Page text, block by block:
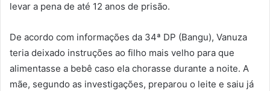
levar a pena de até 12 anos de prisão.
De acordo com informações da 34ª DP (Bangu), Vanuza
teria deixado instruções ao filho mais velho para que
alimentasse a bebê caso ela chorasse durante a noite. A
mãe, segundo as investigações, preparou o leite e saiu já